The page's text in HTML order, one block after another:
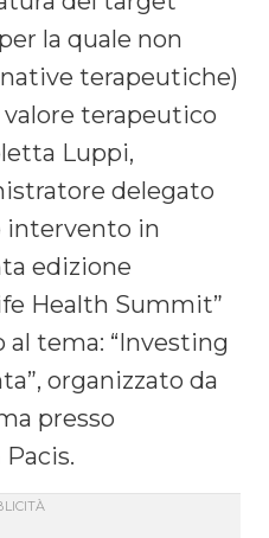
la quale non
terapeutiche)
terapeutico
Luppi,
delegato
intervento in
edizione
Health Summit”
al tema: “Investing
organizzato da
presso
Pacis.